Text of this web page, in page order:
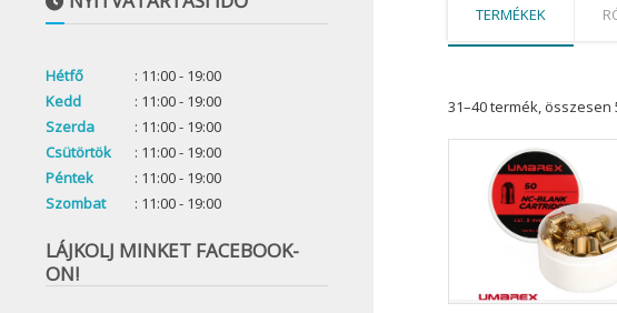
TERMÉKEK
31–40 termék, összesen
Hétfő
: 11:00 - 19:00
Kedd
: 11:00 - 19:00
Szerda
: 11:00 - 19:00
Csütörtök
: 11:00 - 19:00
Péntek
: 11:00 - 19:00
Szombat
: 11:00 - 19:00
LÁJKOLJ MINKET FACEBOOK-
ON!